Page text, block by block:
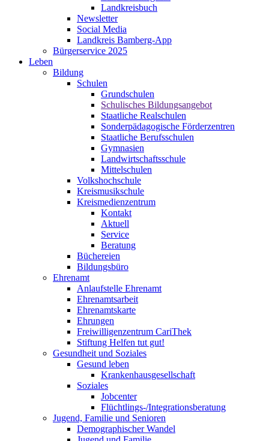
Landkreisbuch
Newsletter
Social Media
Landkreis Bamberg-App
Bürgerservice 2025
Leben
Bildung
Schulen
Grundschulen
Schulisches Bildungsangebot
Staatliche Realschulen
Sonderpädagogische Förderzentren
Staatliche Berufsschulen
Gymnasien
Landwirtschaftsschule
Mittelschulen
Volkshochschule
Kreismusikschule
Kreismedienzentrum
Kontakt
Aktuell
Service
Beratung
Büchereien
Bildungsbüro
Ehrenamt
Anlaufstelle Ehrenamt
Ehrenamtsarbeit
Ehrenamtskarte
Ehrungen
Freiwilligenzentrum CariThek
Stiftung Helfen tut gut!
Gesundheit und Soziales
Gesund leben
Krankenhausgesellschaft
Soziales
Jobcenter
Flüchtlings-/Integrationsberatung
Jugend, Familie und Senioren
Demographischer Wandel